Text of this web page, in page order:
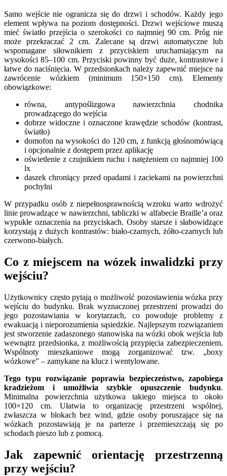
Samo wejście nie ogranicza się do drzwi i schodów. Każdy jego
element wpływa na poziom dostępności. Drzwi wejściowe muszą
mieć światło przejścia o szerokości co najmniej 90 cm. Próg nie
może przekraczać 2 cm. Zalecane są drzwi automatyczne lub
wspomagane siłownikiem z przyciskiem uruchamiającym na
wysokości 85–100 cm. Przyciski powinny być duże, kontrastowe i
łatwe do naciśnięcia. W przedsionkach należy zapewnić miejsce na
zawrócenie wózkiem (minimum 150×150 cm). Elementy
obowiązkowe:
równa, antypoślizgowa nawierzchnia chodnika
prowadzącego do wejścia
dobrze widoczne i oznaczone krawędzie schodów (kontrast,
światło)
domofon na wysokości do 120 cm, z funkcją głośnomówiącą
i opcjonalnie z dostępem przez aplikację
oświetlenie z czujnikiem ruchu i natężeniem co najmniej 100
lx
daszek chroniący przed opadami i zaciekami na powierzchni
pochylni
W przypadku osób z niepełnosprawnością wzroku warto wdrożyć
linie prowadzące w nawierzchni, tabliczki w alfabecie Braille’a oraz
wypukłe oznaczenia na przyciskach. Osoby starsze i słabowidzące
korzystają z dużych kontrastów: biało-czarnych, żółto-czarnych lub
czerwono-białych.
Co z miejscem na wózek inwalidzki przy
wejściu?
Użytkownicy często pytają o możliwość pozostawienia wózka przy
wejściu do budynku. Brak wyznaczonej przestrzeni prowadzi do
jego pozostawiania w korytarzach, co powoduje problemy z
ewakuacją i nieporozumienia sąsiedzkie. Najlepszym rozwiązaniem
jest stworzenie zadaszonego stanowiska na wózki obok wejścia lub
wewnątrz przedsionka, z możliwością przypięcia zabezpieczeniem.
Wspólnoty mieszkaniowe mogą zorganizować tzw. „boxy
wózkowe” – zamykane na klucz i wentylowane.
Tego typu rozwiązanie poprawia bezpieczeństwo, zapobiega
kradzieżom i umożliwia szybkie opuszczenie budynku.
Minimalna powierzchnia użytkowa takiego miejsca to około
100×120 cm. Ułatwia to organizację przestrzeni wspólnej,
zwłaszcza w blokach bez wind, gdzie osoby poruszające się na
wózkach pozostawiają je na parterze i przemieszczają się po
schodach pieszo lub z pomocą.
Jak zapewnić orientację przestrzenną
przy wejściu?